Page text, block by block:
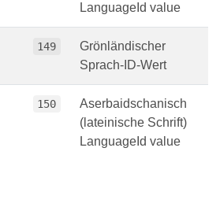
LanguageId value
149
Grönländischer
Sprach-ID-Wert
150
Aserbaidschanisch
(lateinische Schrift)
LanguageId value